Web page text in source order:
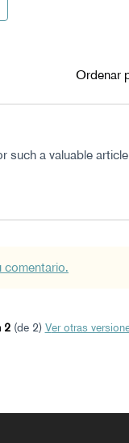
Ordenar
such a valuable
comentario.
2(de 2) ver otras